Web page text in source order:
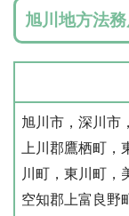
旭川地方法務
旭川市，深川市
上川郡鷹栖町
川町，東川町，
空知郡上富良野